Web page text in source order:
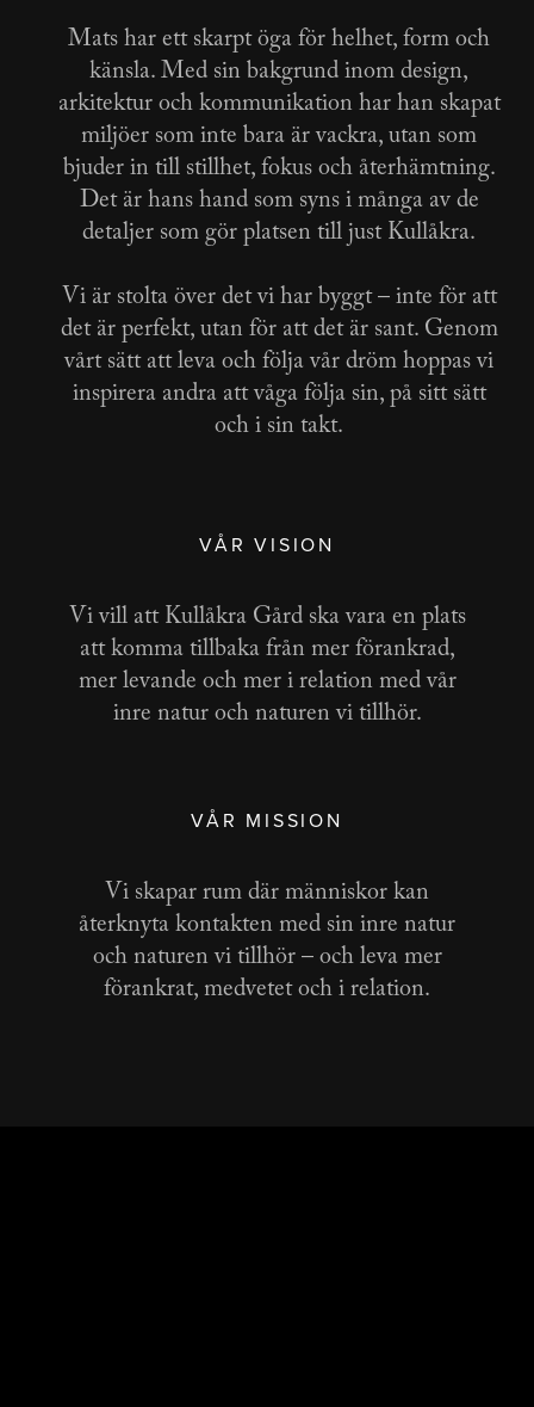
Mats har ett skarpt öga för helhet, form och
känsla. Med sin bakgrund inom design,
arkitektur och kommunikation har han skapat
miljöer som inte bara är vackra, utan som
bjuder in till stillhet, fokus och återhämtning.
Det är hans hand som syns i många av de
detaljer som gör platsen till just Kullåkra.
Vi är stolta över det vi har byggt – inte för att
det är perfekt, utan för att det är sant. Genom
vårt sätt att leva och följa vår dröm hoppas vi
inspirera andra att våga följa sin, på sitt sätt
och i sin takt.
VÅR VISION
Vi vill att Kullåkra Gård ska vara en plats
att komma tillbaka från mer förankrad,
mer levande och mer i relation med vår
inre natur och naturen vi tillhör.
VÅR MISSION
Vi skapar rum där människor kan
återknyta kontakten med sin inre natur
och naturen vi tillhör – och leva mer
förankrat, medvetet och i relation.